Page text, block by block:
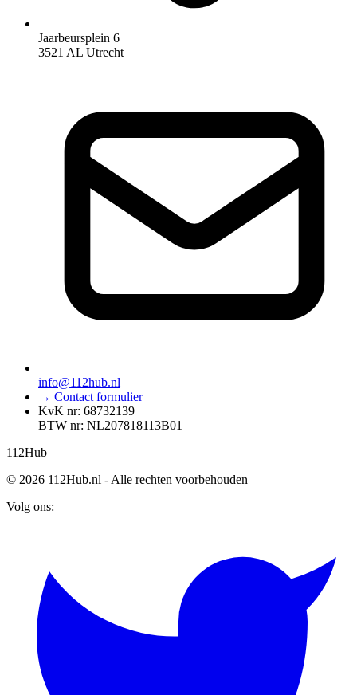
Jaarbeursplein 6
3521 AL Utrecht
info@112hub.nl
→ Contact formulier
KvK nr: 68732139
BTW nr: NL207818113B01
112Hub
© 2026 112Hub.nl - Alle rechten voorbehouden
Volg ons: